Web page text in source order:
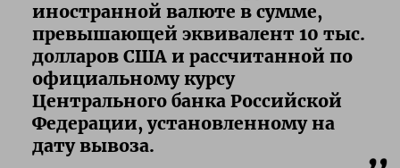
иностранной валюте в сумме,
превышающей эквивалент 10 тыс.
долларов США и рассчитанной по
официальному курсу
Центрального банка Российской
Федерации, установленному на
дату вывоза.